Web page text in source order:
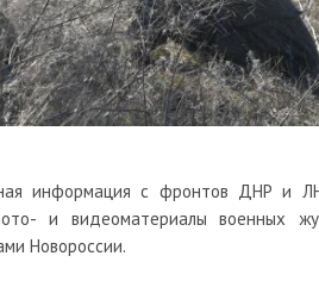
информация с фронтов ДНР и
и видеоматериалы военных
Новороссии.